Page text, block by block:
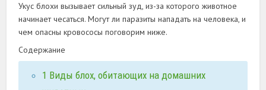
Укус блохи вызывает сильный зуд, из-за которого животное
начинает чесаться. Могут ли паразиты нападать на человека, и
чем опасны кровососы поговорим ниже.
Содержание
1 Виды блох, обитающих на домашних